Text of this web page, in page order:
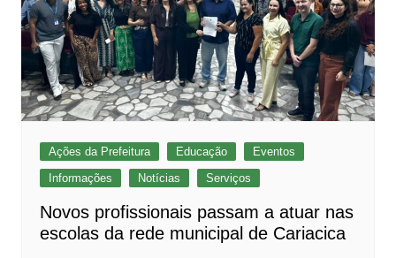
Ações da Prefeitura Educação
Eventos
Informações
Notícias Serviços
Novos profissionais passam a atuar nas
escolas da rede municipal de Cariacica